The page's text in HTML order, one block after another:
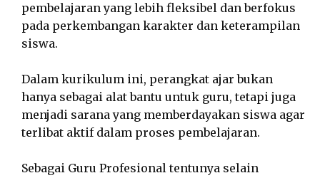
pembelajaran yang lebih fleksibel dan berfokus
pada perkembangan karakter dan keterampilan
siswa.
Dalam kurikulum ini, perangkat ajar bukan
hanya sebagai alat bantu untuk guru, tetapi juga
menjadi sarana yang memberdayakan siswa agar
terlibat aktif dalam proses pembelajaran.
Sebagai Guru Profesional tentunya selain